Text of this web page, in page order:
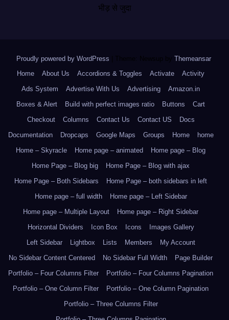
भीड़ से जुदा
Proudly powered by WordPress Theme: Newsup by Themeansar.
Home
About Us Accordions & Toggles Activate
Activity
Ads System
Advertise With Us Advertising
Amazon.in
Boxes & Alert
Build with perfect images ratio Buttons
Cart
Checkout
Columns Contact Us Contact US
Docs
Documentation
Dropcaps Google Maps Groups Home
home
Home – Skyracle
Home page – animated
Home page – Blog
Home Page – Blog big
Home Page – Blog with ajax
Home Page – Both Sidebars
Home Page – both sidebars in left
Home page – full width
Home page – Left Sidebar
Home page – Multiple Layout
Home page – Right Sidebar
Horizontal Dividers
Icon Box Icons
Images Gallery
Left Sidebar
Lightbox Lists Members
My Account
No Sidebar Content Centered
No Sidebar Full Width
Page Builder
Portfolio – Four Columns Filter
Portfolio – Four Columns Pagination
Portfolio – One Column Filter
Portfolio – One Column Pagination
Portfolio – Three Columns Filter